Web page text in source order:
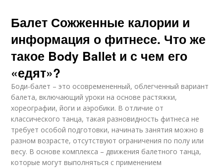
Балет Сожженные калории и
информация о фитнесе. Что же
такое Body Ballet и с чем его
«едят»?
Боди-балет – это осовремененный, облегченный вариант
балета, включающий уроки на основе растяжки,
хореографии, йоги и аэробики. В отличие от
классического танца, такая разновидность фитнеса не
требует особой подготовки, начинать занятия можно в
разном возрасте, отсутствуют ограничения по полу или
весу. В основе комплекса – движения балетного танца,
которые могут выполняться с применением